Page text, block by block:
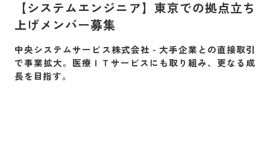
【システムエンジニア】東京での拠点立ち
上げメンバー募集
中央システムサービス株式会社 - 大手企業との直接取引
で事業拡大。医療ＩＴサービスにも取り組み、更なる成
長を目指す。